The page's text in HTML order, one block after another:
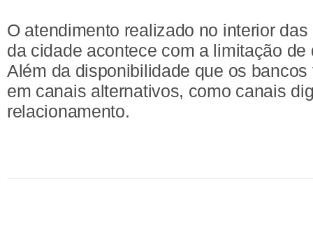
O atendimento realizado no interior
da cidade acontece com a limitação
Além da disponibilidade que os
em canais alternativos, como canais
relacionamento.